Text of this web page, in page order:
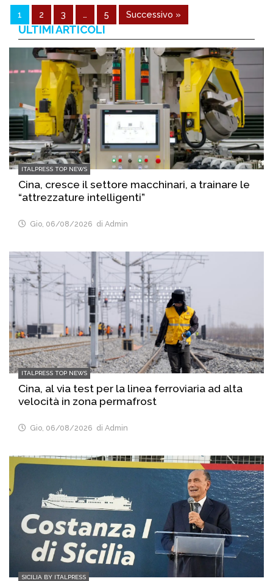
1 2 3 … 5 Successivo »
ULTIMI ARTICOLI
ITALPRESS TOP NEWS
Cina, cresce il settore macchinari, a trainare le
“attrezzature intelligenti”
Gio, 06/08/2026 di Admin
ITALPRESS TOP NEWS
Cina, al via test per la linea ferroviaria ad alta
velocità in zona permafrost
Gio, 06/08/2026 di Admin
SICILIA BY ITALPRESS